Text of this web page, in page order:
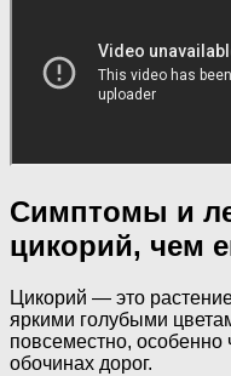
Симптомы и
цикорий, чем
Цикорий — это
яркими голубыми
повсеместно, особенно
обочинах дорог.